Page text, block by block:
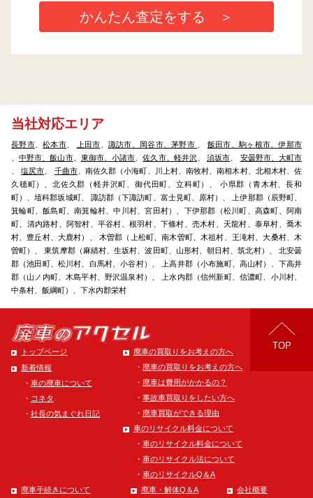
当社対応エリア
長野市、松本市 上田市 諏訪市、岡谷市、茅野市
飯田市、駒ヶ根市、伊那市
、中野市、飯山市、 東御市、小諸市 、佐久市、軽井沢 、須坂市
安曇野市、大町市
、塩尻市 千曲市、南佐久郡（小海町、川上村、南牧村、南相木村、北相木村、佐
久穂町）、北佐久郡（軽井沢町、御代田町、立科町）、 小県郡（青木村、長和
町）、埴科郡坂城町、 諏訪郡（下諏訪町、富士見町、原村）、 上伊那郡（辰野町、
箕輪町、飯島町、南箕輪村、中川村、宮田村）、下伊那郡（松川町、高森町、阿南
町、清内路村、阿智村、平谷村、根羽村、下條村、売木村、天龍村、泰阜村、喬木
村、豊丘村、大鹿村）、 木曽郡（上松町、南木曽町、木祖村、王滝村、大桑村、木
曽町）、 東筑摩郡（麻績村、生坂村、波田町、山形村、朝日村、筑北村）、 北安曇
郡（池田町、松川村、白馬村、小谷村）、 上高井郡（小布施町、高山村）、下高井
郡（山ノ内町、木島平村、野沢温泉村）、 上水内郡（信州新町、信濃町、小川村、
中条村、飯綱町）、下水内郡栄村
トップページ
新着情報
車の廃車について
コネタ
社長の気まぐれ日記
廃車の買取りをお考えの方へ
廃車の買取りをお考えの方へ
廃車は費用がかかるの？
事故車買取りをしたい方へ
廃車買取ができる理由
車のリサイクル料金について
車のリサイクル料金について
車のリサイクル法について
車のリサイクルQ＆A
廃車手続きについて
廃車・解体Q＆A 会社概要
TOP